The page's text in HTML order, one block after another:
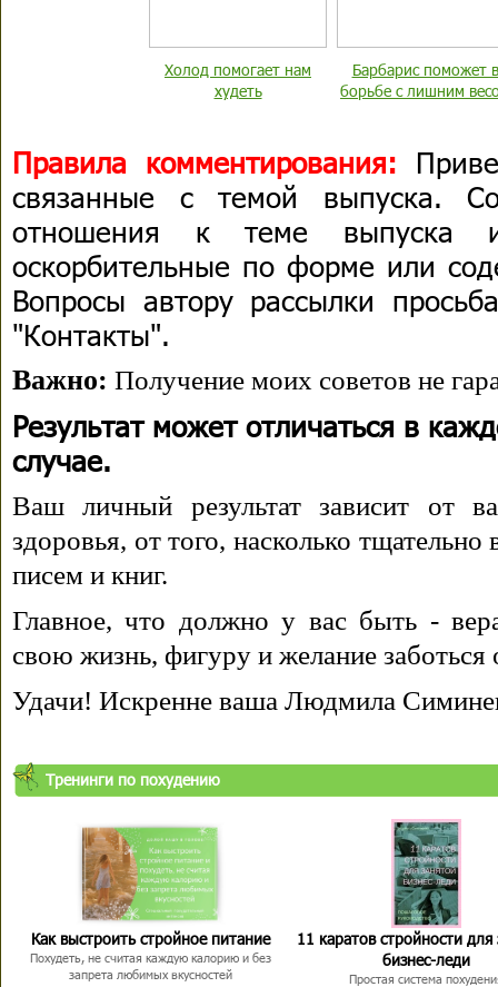
Холод помогает нам
худеть
Барбарис поможет в
борьбе с лишним
Правила комментирования:
связанные с темой выпуска.
отношения к теме выпуска
оскорбительные по форме или
Вопросы автору рассылки
"Контакты".
Важно: Получение моих советов не
Результат может отличаться в
случае.
Ваш личный результат зависит от
здоровья, от того, насколько
писем и книг.
Главное, что должно у вас быть -
свою жизнь, фигуру и желание заботься
Удачи! Искренне ваша Людмила
Тренинги по похудению
Как выстроить стройное питание
Похудеть, не считая каждую калорию и без
запрета любимых вкусностей
11 каратов стройности для
бизнес-леди
Простая система